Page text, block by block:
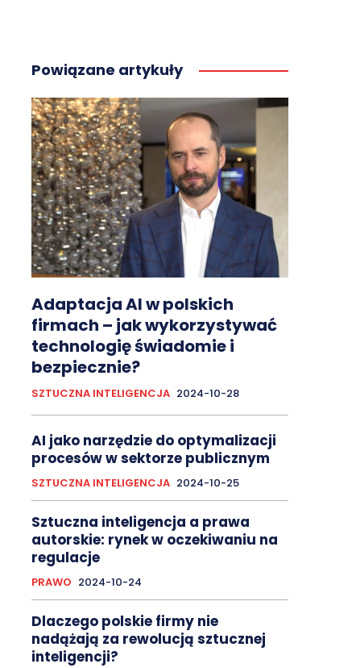
Powiązane artykuły
Adaptacja AI w polskich
firmach – jak wykorzystywać
technologię świadomie i
bezpiecznie?
SZTUCZNA INTELIGENCJA 2024-10-28
AI jako narzędzie do optymalizacji
procesów w sektorze publicznym
SZTUCZNA INTELIGENCJA 2024-10-25
Sztuczna inteligencja a prawa
autorskie: rynek w oczekiwaniu na
regulacje
PRAWO 2024-10-24
Dlaczego polskie firmy nie
nadążają za rewolucją sztucznej
inteligencji?